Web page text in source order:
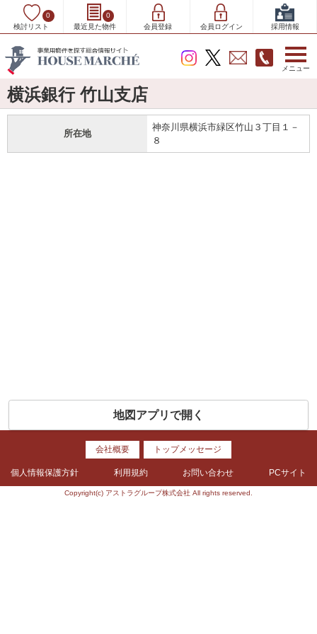
検討リスト
0
最近見た物件
0
会員登録
会員ログイン 採用情報
メニュー
横浜銀行 竹山支店
所在地
神奈川県横浜市緑区竹山３丁目１－
８
地図アプリで開く
会社概要 トップメッセージ
個人情報保護方針 利用規約 お問い合わせ PCサイト
Copyright(c) アストラグループ株式会社 All rights reserved.